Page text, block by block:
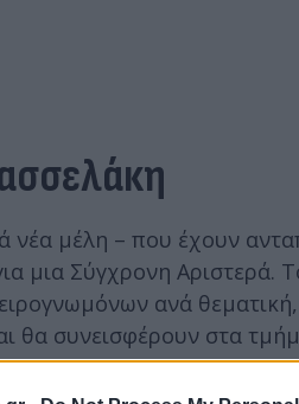
νέα μέλη – που έχουν
μια Σύγχρονη Αριστερά.
ανά θεματική,
θα συνεισφέρουν στα